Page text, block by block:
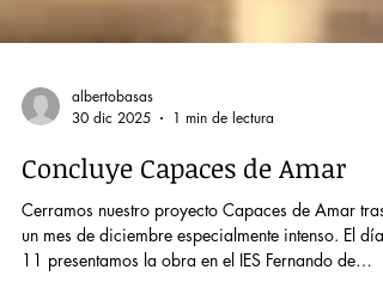
albertobasas
30 dic 2025
1 min de lectura
Concluye Capaces de Amar
Cerramos nuestro proyecto Capaces de Amar tras